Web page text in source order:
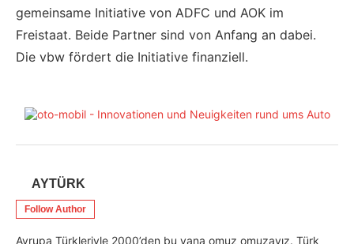
gemeinsame Initiative von ADFC und AOK im
Freistaat. Beide Partner sind von Anfang an dabei.
Die vbw fördert die Initiative finanziell.
AYTÜRK
Follow Author
Avrupa Türkleriyle 2000’den bu yana omuz omuzayız. Türk